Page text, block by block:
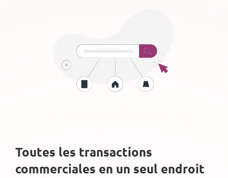
Toutes les transactions
commerciales en un seul endroit